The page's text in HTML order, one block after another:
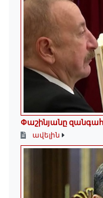
Փաշինյանը
ավելին